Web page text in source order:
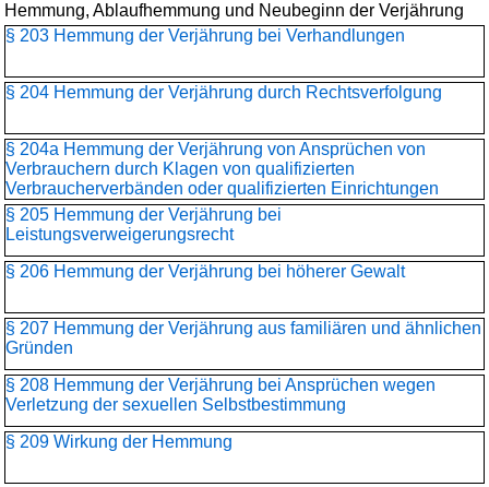
Hemmung, Ablaufhemmung und Neubeginn der Verjährung
§ 203 Hemmung der Verjährung bei Verhandlungen
§ 204 Hemmung der Verjährung durch Rechtsverfolgung
§ 204a Hemmung der Verjährung von Ansprüchen von
Verbrauchern durch Klagen von qualifizierten
Verbraucherverbänden oder qualifizierten Einrichtungen
§ 205 Hemmung der Verjährung bei
Leistungsverweigerungsrecht
§ 206 Hemmung der Verjährung bei höherer Gewalt
§ 207 Hemmung der Verjährung aus familiären und ähnlichen
Gründen
§ 208 Hemmung der Verjährung bei Ansprüchen wegen
Verletzung der sexuellen Selbstbestimmung
§ 209 Wirkung der Hemmung